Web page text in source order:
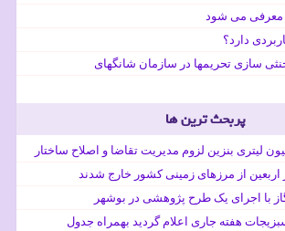
دارد؟
سازی تحریمها در سازمان شانگهای
پربحث ترین ها
با اجرای یک طرح پژوهشی در بوشهر
هفته جاری اعلام گردید بهمراه جدول